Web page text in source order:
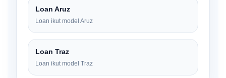
Loan Aruz
Loan ikut model Aruz
Loan Traz
Loan ikut model Traz